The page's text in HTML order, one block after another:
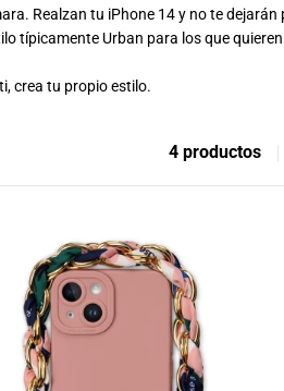
Realzan tu iPhone 14 y no te
típicamente Urban para los que
crea tu propio estilo.
4 productos